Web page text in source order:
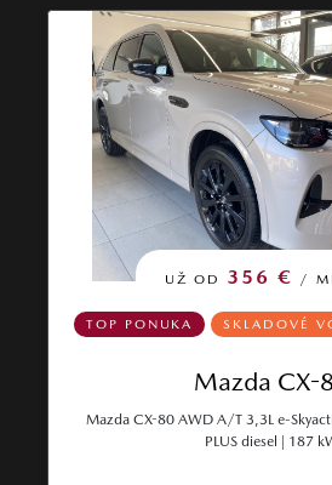
UŽ OD 356 € /
TOP PONUKA SKLADOVÉ
Mazda CX-
Mazda CX-80 AWD A/T 3,3L e-
PLUS diesel | 187